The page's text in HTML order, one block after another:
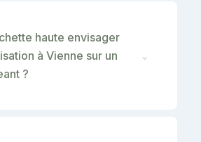
haute envisager
à Vienne sur un
?
⌄